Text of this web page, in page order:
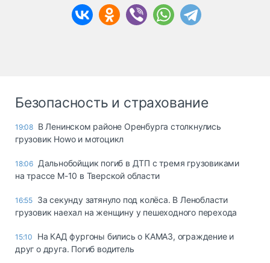
Безопасность и страхование
19:08 В Ленинском районе Оренбурга столкнулись
грузовик Howo и мотоцикл
18:06 Дальнобойщик погиб в ДТП с тремя грузовиками
на трассе М-10 в Тверской области
16:55 За секунду затянуло под колёса. В Ленобласти
грузовик наехал на женщину у пешеходного перехода
15:10
На КАД фургоны бились о КАМАЗ, ограждение и
друг о друга. Погиб водитель